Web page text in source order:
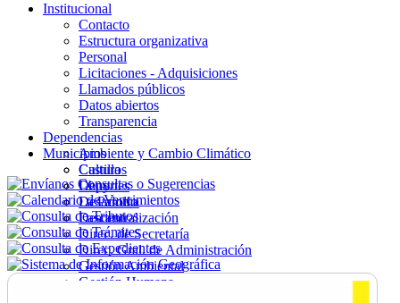
Institucional
Contacto
Estructura organizativa
Personal
Licitaciones - Adquisiciones
Llamados públicos
Datos abiertos
Transparencia
Dependencias
Ambiente y Cambio Climático
Cultura
Deportes
Desarrollo
Descentralización
Direc. de Secretaría
Direc. Gral. de Administración
Gestión Ambiental
Gestión Humana
Municipios
Castillos
Chuy
La Paloma
Lascano